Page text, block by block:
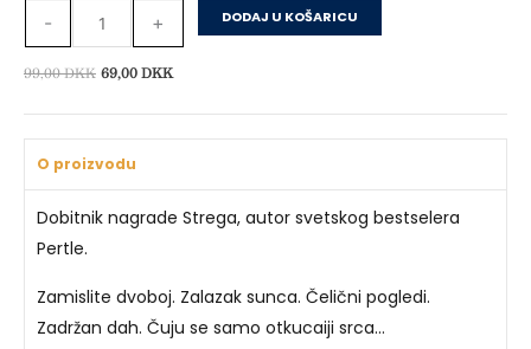
- + DODAJ U KOŠARICU
99,00DKK Izvorna
69,00 DKKTrenutna
O proizvodu
Dobitnik nagrade Strega, autor svetskog bestselera
Pertle.
Zamislite dvoboj. Zalazak sunca. Čelični pogledi.
Zadržan dah. Čuju se samo otkucaiji srca…